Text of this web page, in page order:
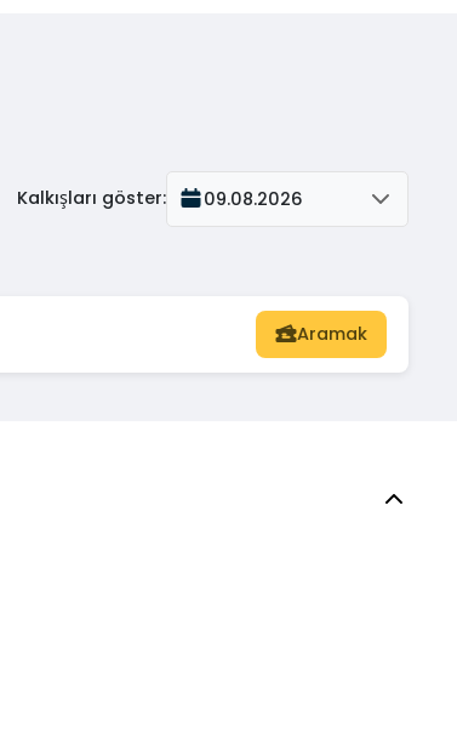
Kalkışları göster: 09.08.2026
Aramak